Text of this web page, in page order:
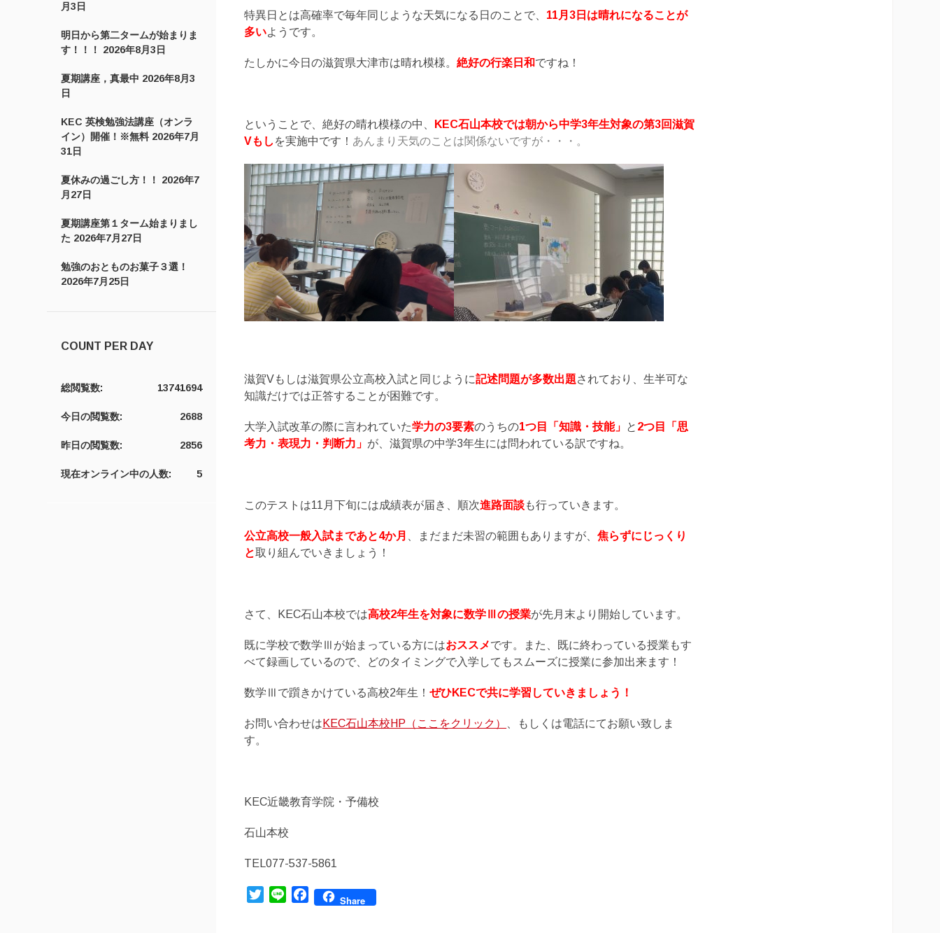
月3日
明日から第二タームが始まりま
す！！！
2026年8月3日
夏期講座，真最中 2026年8月3
日
KEC 英検勉強法講座（オンラ
イン）開催！※無料 2026年7月
31日
夏休みの過ごし方！！
2026年7
月27日
夏期講座第１ターム始まりまし
た 2026年7月27日
勉強のおとものお菓子３選！
2026年7月25日
COUNT PER DAY
13741694
総閲覧数:
2688
今日の閲覧数:
2856
昨日の閲覧数:
5
現在オンライン中の人数:
特異日とは高確率で毎年同じような天気になる日のことで、 11月3日は晴れになることが
多いようです。
たしかに今日の滋賀県大津市は晴れ模様。絶好の行楽日和ですね！
ということで、絶好の晴れ模様の中、
KEC石山本校では朝から中学3年生対象の第3回滋賀
Vもし を実施中です！ あんまり天気のことは関係ないですが・・・。
滋賀Vもしは滋賀県公立高校入試と同じように記述問題が多数出題されており、生半可な
知識だけでは正答することが困難です。
大学入試改革の際に言われていた学力の3要素のうちの1つ目「知識・技能」 と 2つ目「思
考力・表現力・判断力」 が、滋賀県の中学3年生には問われている訳ですね。
このテストは11月下旬には成績表が届き、順次進路面談も行っていきます。
公立高校一般入試まであと4か月 、まだまだ未習の範囲もありますが、焦らずにじっくり
と取り組んでいきましょう！
さて、KEC石山本校では高校2年生を対象に数学Ⅲの授業が先月末より開始しています。
既に学校で数学Ⅲが始まっている方にはおススメです。また、既に終わっている授業もす
べて録画しているので、どのタイミングで入学してもスムーズに授業に参加出来ます！
数学Ⅲで躓きかけている高校2年生！ぜひKECで共に学習していきましょう！
お問い合わせは KEC石山本校HP（ここをクリック）
、もしくは電話にてお願い致しま
す。
KEC近畿教育学院・予備校
石山本校
TEL077-537-5861
TwitterLine FacebookShare